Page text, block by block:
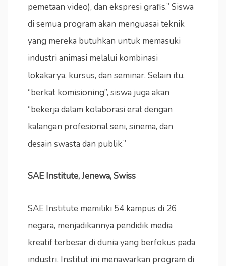
pemetaan video), dan ekspresi grafis.” Siswa
di semua program akan menguasai teknik
yang mereka butuhkan untuk memasuki
industri animasi melalui kombinasi
lokakarya, kursus, dan seminar. Selain itu,
“berkat komisioning”, siswa juga akan
“bekerja dalam kolaborasi erat dengan
kalangan profesional seni, sinema, dan
desain swasta dan publik.”
SAE Institute, Jenewa, Swiss
SAE Institute memiliki 54 kampus di 26
negara, menjadikannya pendidik media
kreatif terbesar di dunia yang berfokus pada
industri. Institut ini menawarkan program di